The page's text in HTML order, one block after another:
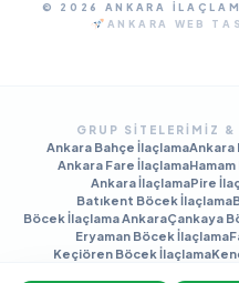
© 2026 ANKARA
ANKARA WEB
GRUP SITELERIMIZ
Ankara Bahçe İlaçlamaAnkara
Ankara Fare İlaçlama
Ankara İlaçlamaPire
Batıkent Böcek İlaçlama
Böcek İlaçlama AnkaraÇankaya
Eryaman Böcek İlaçlama
Keçiören Böcek İlaçlama